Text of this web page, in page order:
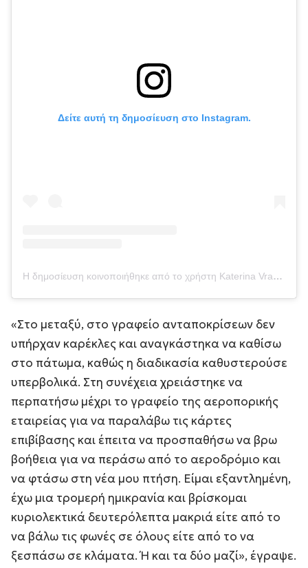
Δείτε αυτή τη δημοσίευση στο Instagram.
Η δημοσίευση κοινοποιήθηκε από το χρήστη Katerina Vrana (@katerinavrana)
«Στο μεταξύ, στο γραφείο ανταποκρίσεων δεν
υπήρχαν καρέκλες και αναγκάστηκα να καθίσω
στο πάτωμα, καθώς η διαδικασία καθυστερούσε
υπερβολικά. Στη συνέχεια χρειάστηκε να
περπατήσω μέχρι το γραφείο της αεροπορικής
εταιρείας για να παραλάβω τις κάρτες
επιβίβασης και έπειτα να προσπαθήσω να βρω
βοήθεια για να περάσω από το αεροδρόμιο και
να φτάσω στη νέα μου πτήση. Είμαι εξαντλημένη,
έχω μια τρομερή ημικρανία και βρίσκομαι
κυριολεκτικά δευτερόλεπτα μακριά είτε από το
να βάλω τις φωνές σε όλους είτε από το να
ξεσπάσω σε κλάματα. Ή και τα δύο μαζί», έγραψε.